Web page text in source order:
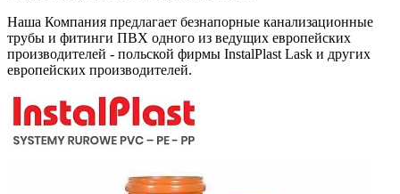
Наша Компания предлагает безнапорные канализационные
трубы и фитинги ПВХ одного из ведущих европейских
производителей - польской фирмы InstalPlast Lask и других
европейских производителей.